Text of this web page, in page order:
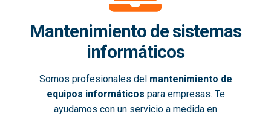
Mantenimiento de sistemas
informáticos
Somos profesionales del mantenimiento de
equipos informáticos para empresas. Te
ayudamos con un servicio a medida en